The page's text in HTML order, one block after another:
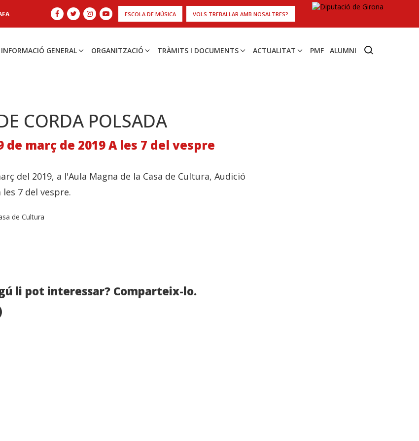
ESCOLA DE MÚSICA VOLS TREBALLAR AMB NOSALTRES?
INFORMACIÓ GENERAL ORGANITZACIÓ TRÀMITS I DOCUMENTS ACTUALITAT PMF ALUMNI
CORDA POLSADA
de març de 2019 A les 7 del vespre
del 2019, a l'Aula Magna de la Casa de Cultura, Audició
les 7 del vespre.
de Cultura
li pot interessar? Comparteix-lo.